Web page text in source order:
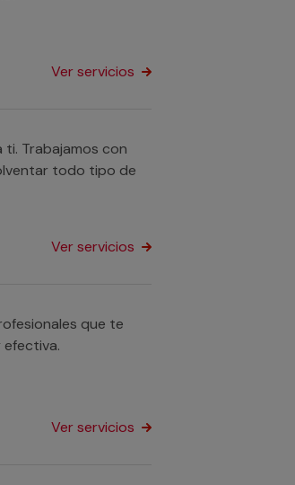
Ver servicios
ti. Trabajamos con
todo tipo de
Ver servicios
que te
Ver servicios